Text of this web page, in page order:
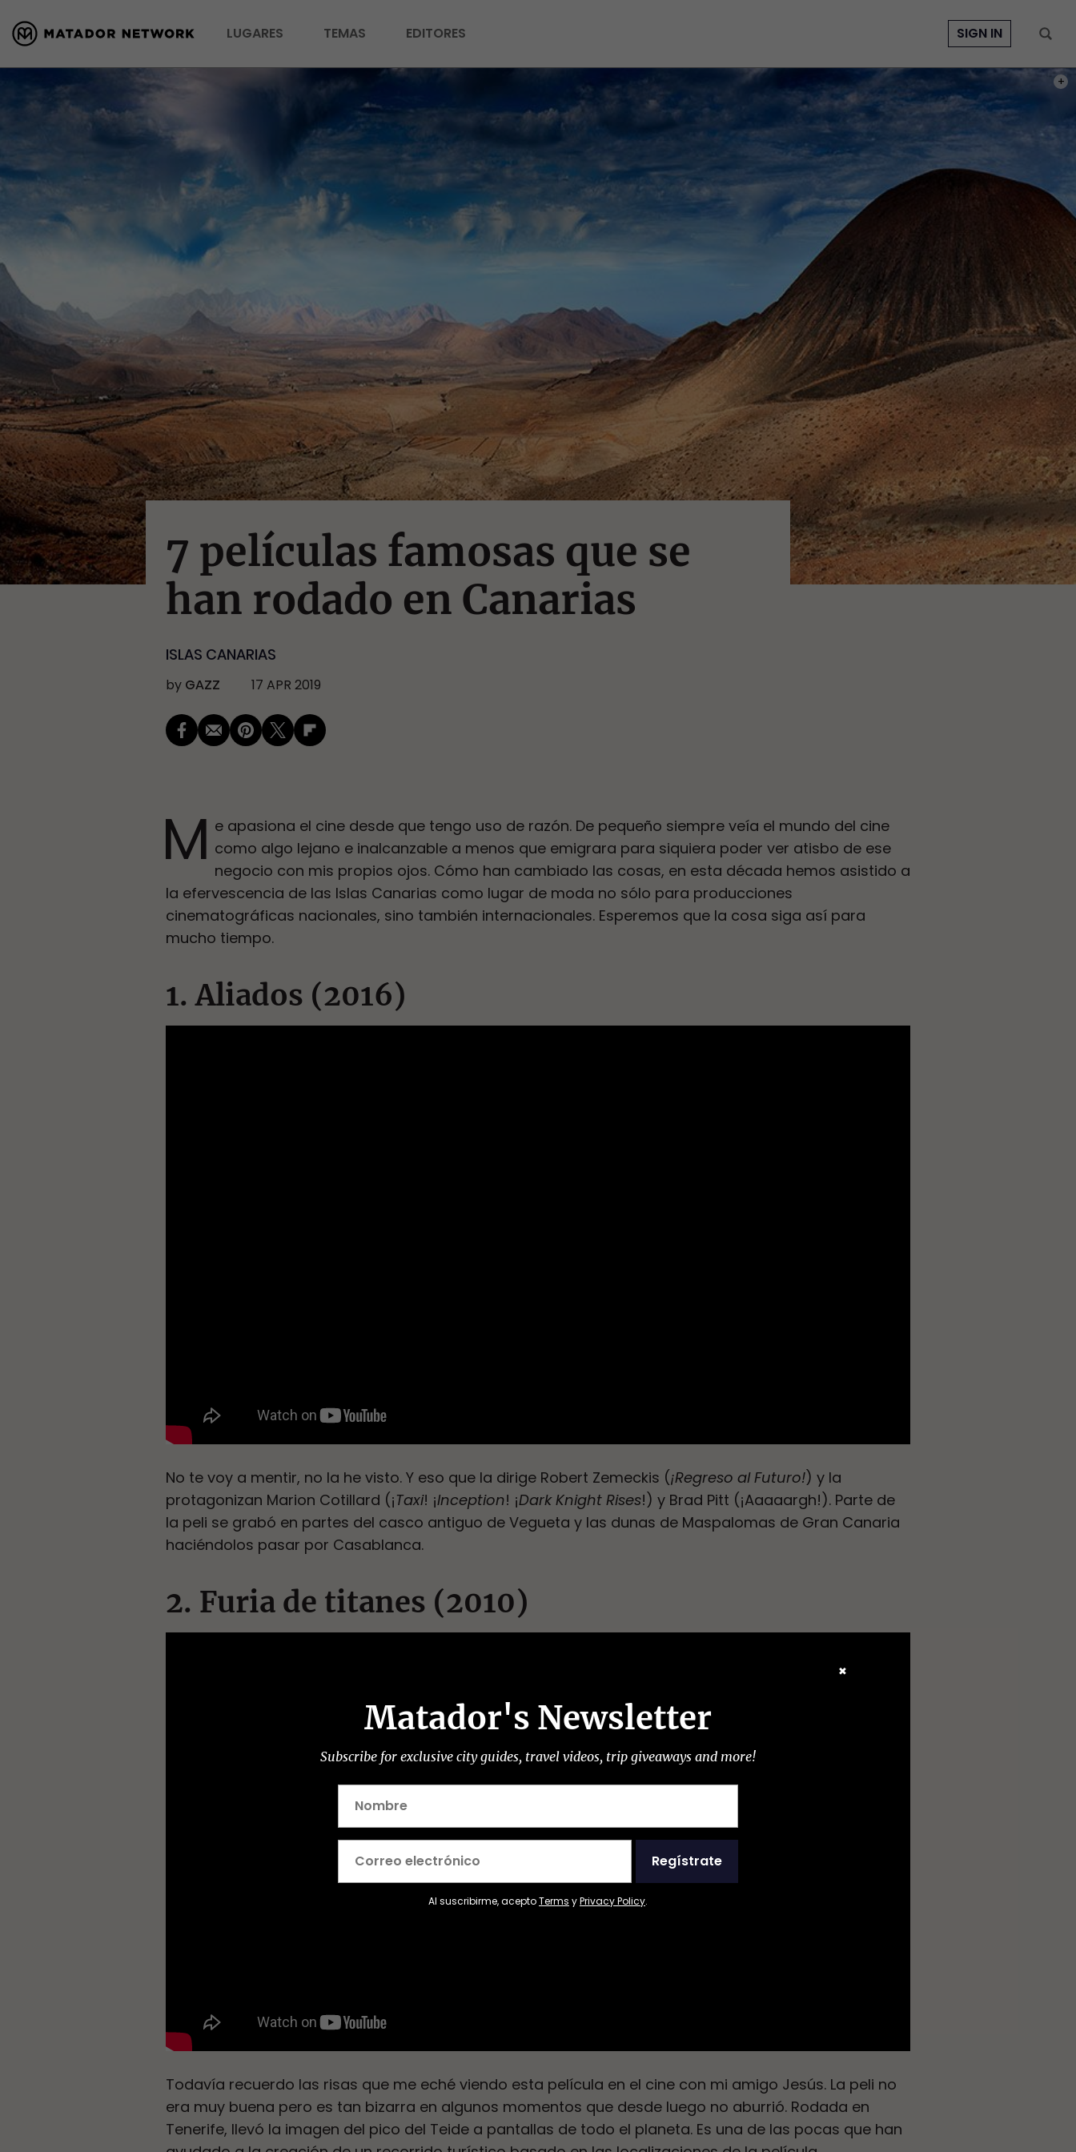
LUGARES TEMAS EDITORES SIGN IN
7 películas famosas que se
han rodado en Canarias
ISLAS CANARIAS
by GAZZ 17 APR 2019
M e apasiona el cine desde que tengo uso de razón. De pequeño siempre veía el mundo del cine
como algo lejano e inalcanzable a menos que emigrara para siquiera poder ver atisbo de ese
negocio con mis propios ojos. Cómo han cambiado las cosas, en esta década hemos asistido a
la efervescencia de las Islas Canarias como lugar de moda no sólo para producciones
cinematográficas nacionales, sino también internacionales. Esperemos que la cosa siga así para
mucho tiempo.
1. Aliados (2016)
No te voy a mentir, no la he visto. Y eso que la dirige Robert Zemeckis (¡Regreso al Futuro!) y la
protagonizan Marion Cotillard (¡Taxi! ¡Inception! ¡Dark Knight Rises!) y Brad Pitt (¡Aaaaargh!). Parte de
la peli se grabó en partes del casco antiguo de Vegueta y las dunas de Maspalomas de Gran Canaria
haciéndolos pasar por Casablanca.
2. Furia de titanes (2010)
Todavía recuerdo las risas que me eché viendo esta película en el cine con mi amigo Jesús. La peli no
era muy buena pero es tan bizarra en algunos momentos que desde luego no aburrió. Rodada en
Tenerife, llevó la imagen del pico del Teide a pantallas de todo el planeta. Es una de las pocas que han
✖
Matador's Newsletter
Subscribe for exclusive city guides, travel videos, trip giveaways and more!
Regístrate
Al suscribirme, aceptoTerms yPrivacy Policy.